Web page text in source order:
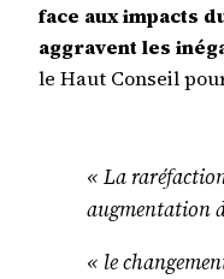
face aux impacts
aggravent les
le Haut Conseil
« La
augmentation
« le